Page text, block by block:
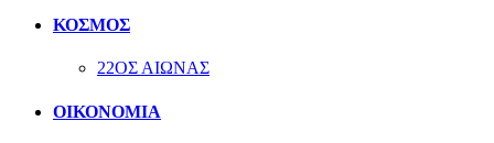
ΚΟΣΜΟΣ
22ΟΣ ΑΙΩΝΑΣ
ΟΙΚΟΝΟΜΙΑ